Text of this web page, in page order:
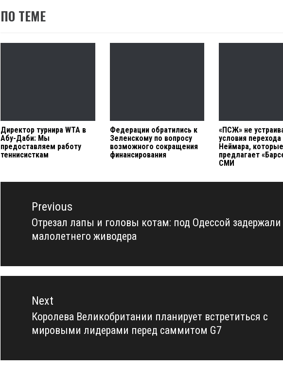
ПО ТЕМЕ
Директор турнира WTA в
Абу-Даби: Мы
предоставляем работу
теннисисткам
Федерации обратились к
Зеленскому по вопросу
возможного сокращения
финансирования
«ПСЖ» не
условия перехода
Неймара, которые
предлагает
СМИ
Навигация
записямPrevious
Previous
post:
Отрезал лапы и головы котам: под Одессой задержали
малолетнего живодера
Next
Next
post:
Королева Великобритании планирует встретиться с
мировыми лидерами перед саммитом G7